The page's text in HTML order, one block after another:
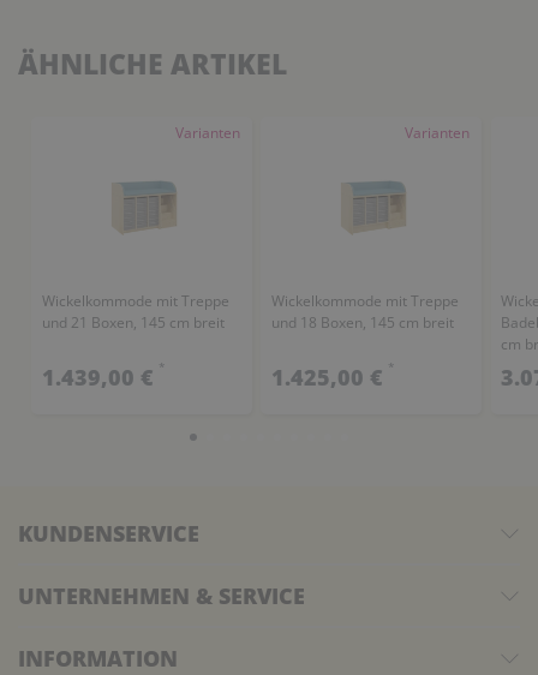
ÄHNLICHE ARTIKEL
Varianten
Wickelkommode mit Treppe
und 21 Boxen, 145 cm breit
1.439,00 € *
Varianten
Wickelkommode mit Treppe
und 18 Boxen, 145 cm breit
1.425,00 € *
cm
KUNDENSERVICE
UNTERNEHMEN & SERVICE
INFORMATION